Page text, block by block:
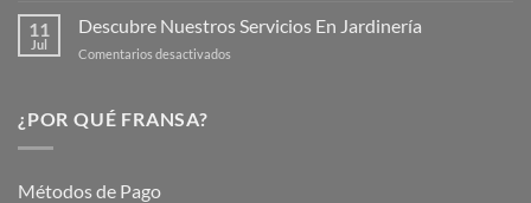
Plantas
tu
11
Jul
Descubre Nuestros Servicios En Jardinería
Comentarios desactivados
¿POR QUÉ FRANSA?
Métodos de Pago